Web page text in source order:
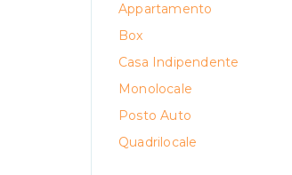
Appartamento
Box
Casa Indipendente
Monolocale
Posto Auto
Quadrilocale